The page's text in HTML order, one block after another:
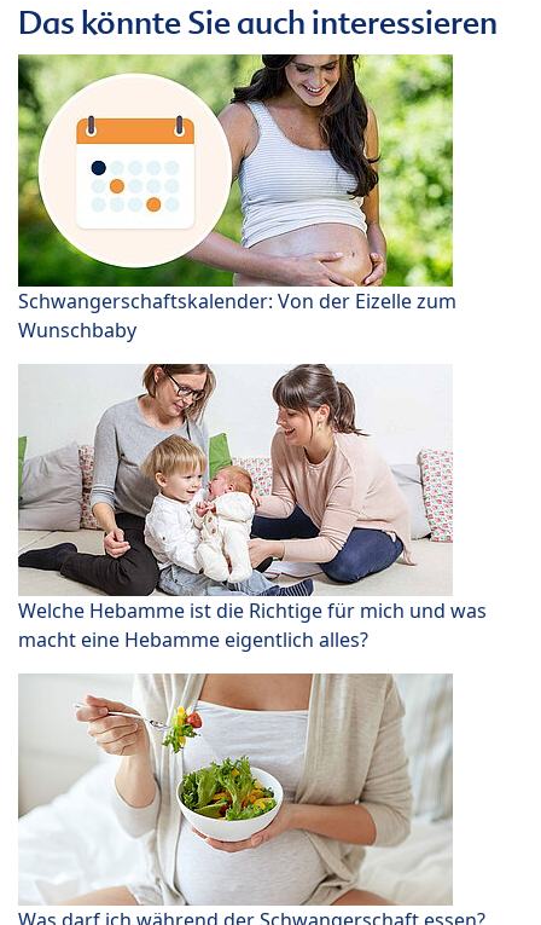
Das könnte Sie auch interessieren
Schwangerschaftskalender: Von der Eizelle zum
Wunschbaby
Welche Hebamme ist die Richtige für mich und was
macht eine Hebamme eigentlich alles?
Was darf ich während der Schwangerschaft essen?